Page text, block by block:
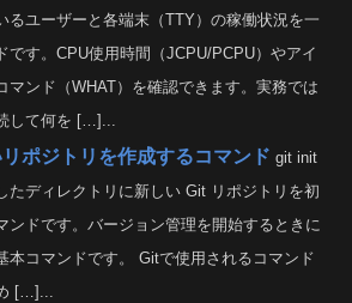
るユーザーと各端末（TTY）の稼働状況を一
です。CPU使用時間（JCPU/PCPU）やアイ
マンド（WHAT）を確認できます。実務では
して何を […]...
ポジトリを作成するコマンド git init
たディレクトリに新しい Git リポジトリを初
ンドです。バージョン管理を開始するときに
本コマンドです。 Gitで使用されるコマンド
[…]...